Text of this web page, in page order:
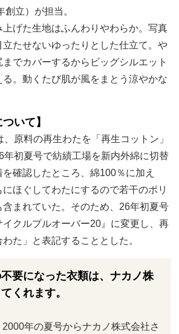
創立）が担当。
げた生地はふんわりやわらか。写真
たせないゆったりとした仕立て。や
でカバーするからビッグシルエット
。動くたび肌が風をまとう涼やかな
いて】
原料の再生わたを「再生コットン」
年初夏号で紡績工場を新内外綿に切替
確認したところ、綿100％に加え
ほぐしてわたにするので若干のポリ
まれていた。そのため、26年初夏号
クルプルオーバー20』に変更し、再
た」と表記することとした。
要になった衣類は、ナカノ株
くれます。
年の夏号からナカノ株式会社さ